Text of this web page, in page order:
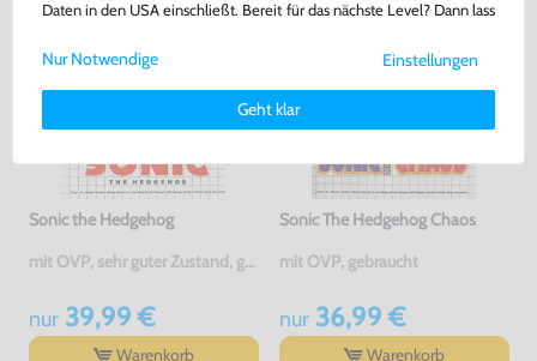
Sonic the Hedgehog
mit OVP, sehr guter Zustand, gebraucht
nur39,99 €
Warenkorb
Sonic The Hedgehog Chaos
mit OVP, gebraucht
nur36,99 €
Warenkorb
Daten in den USA einschließt. Bereit für das nächste Level? Dann lass
Weitere Informationen zu den von uns verwendeten Cookies und
Deinen Rechten als Nutzer findest Du in unsererDaten­schutz­
Impressum.
Einstellungen
Geht klar
Nur Notwendige